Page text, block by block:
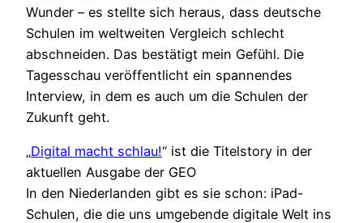
Wunder – es stellte sich heraus, dass deutsche
Schulen im weltweiten Vergleich schlecht
abschneiden. Das bestätigt mein Gefühl. Die
Tagesschau veröffentlicht ein spannendes
Interview, in dem es auch um die Schulen der
Zukunft geht.
„Digital macht schlau!“ ist die Titelstory in der
aktuellen Ausgabe der GEO
In den Niederlanden gibt es sie schon: iPad-
Schulen, die die uns umgebende digitale Welt ins